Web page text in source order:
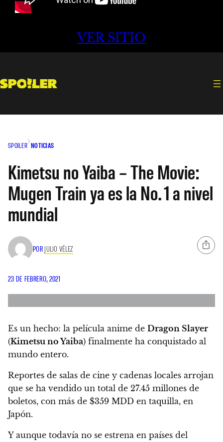
VER SITIO
SPOILER NOTICIAS
Kimetsu no Yaiba – The Movie:
Mugen Train ya es la No. 1 a nivel
mundial
POR JULIO VÉLEZ
23 DE FEBRERO, 2021
Es un hecho: la película anime de Dragon Slayer
(Kimetsu no Yaiba) finalmente ha conquistado al
mundo entero.
Reportes de salas de cine y cadenas locales arrojan
que se ha vendido un total de 27.45 millones de
boletos, con más de $359 MDD en taquilla, en
Japón.
Y aunque todavía no se estrena en países del